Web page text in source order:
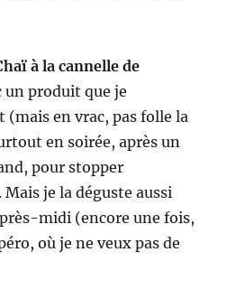
à la cannelle de
un produit que je
en vrac, pas folle la
en soirée, après un
pour stopper
Mais je la déguste aussi
midi (encore une fois,
où je ne veux pas de